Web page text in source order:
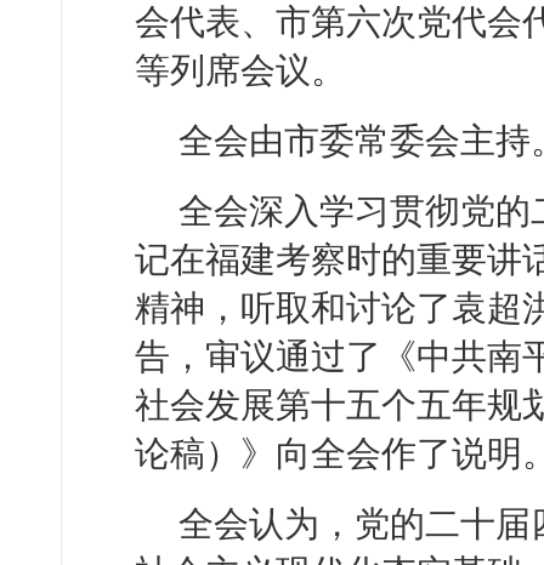
会代表、市第六次党代会
等列席会议。
全会由市委常委会主
全会深入学习贯彻党
记在福建考察时的重要讲
精神，听取和讨论了袁超
告，审议通过了《中共南
社会发展第十五个五年规
论稿）》向全会作了说明
全会认为，党的二十